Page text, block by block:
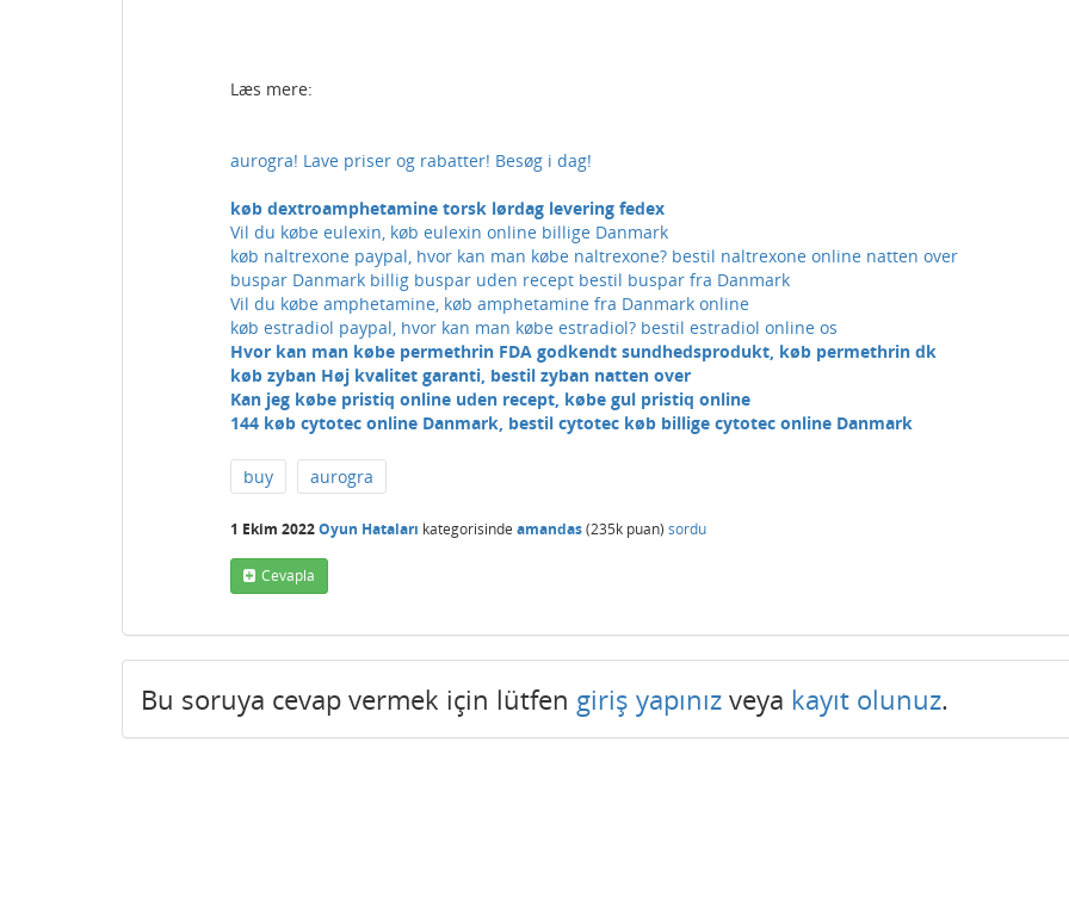
Læs mere:
aurogra! Lave priser og rabatter! Besøg i dag!
køb dextroamphetamine torsk lørdag levering fedex
Vil du købe eulexin, køb eulexin online billige Danmark
køb naltrexone paypal, hvor kan man købe naltrexone? bestil naltrexone online natten over
buspar Danmark billig buspar uden recept bestil buspar fra Danmark
Vil du købe amphetamine, køb amphetamine fra Danmark online
køb estradiol paypal, hvor kan man købe estradiol? bestil estradiol online os
Hvor kan man købe permethrin FDA godkendt sundhedsprodukt, køb permethrin dk
køb zyban Høj kvalitet garanti, bestil zyban natten over
Kan jeg købe pristiq online uden recept, købe gul pristiq online
144 køb cytotec online Danmark, bestil cytotec køb billige cytotec online Danmark
buy aurogra
1 Ekim 2022Oyun Hataları kategorisinde amandas(235k puan) sordu
Cevapla
Bu soruya cevap vermek için lütfen giriş yapınız veya kayıt olunuz.